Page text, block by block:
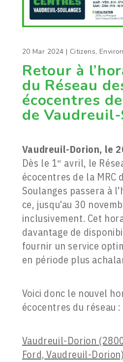
Retour à
du Réseau
écocentres
de
20 Mar 2024 | Citizens,
Vaudreuil-Dorion, le
Dès le 1er avril, le
écocentres de la MRC
Soulanges passera à
ce, jusqu’au 30
inclusivement. Cet
davantage de
fournir un service
en période plus
Voici donc le nouvel
écocentres du réseau :
Vaudreuil-Dorion
Ford, Vaudreuil-Dorion)